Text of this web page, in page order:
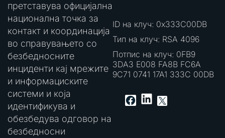
претставува официјална
национална точка за
контакт и координација
во справувањето со
безбедносните
инциденти кај мрежите
и информациските
системи и која
идентификува и
обезбедува одговор на
безбедносни
ID на клуч: 0x333C00DB
Тип на клуч: RSA 4096
Потпис на клуч: 0FB9
3DA3 E008 FA8B FC6A
9C71 0741 17A1 333C 00DB
Facebook
LinkedIn
X